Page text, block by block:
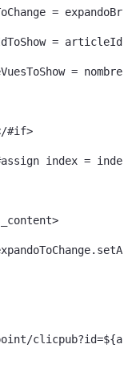
=
=
=
</#if>
<#assign index =